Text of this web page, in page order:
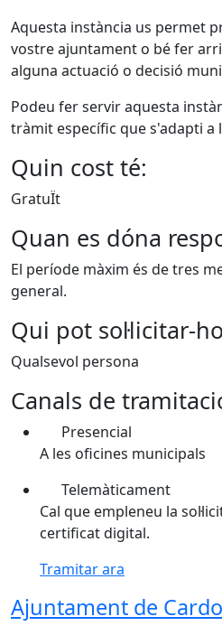
Aquesta instància us permet
vostre ajuntament o bé fer
alguna actuació o decisió
Podeu fer servir aquesta
tràmit específic que s'adapti a
Quin cost té:
GratuÏt
Quan es dóna
El període màxim és de tres
general.
Qui pot sol·licitar-
Qualsevol persona
Canals de
Presencial
A les oficines municipals
Telemàticament
Cal que empleneu la
certificat digital.
Tramitar ara
Ajuntament de